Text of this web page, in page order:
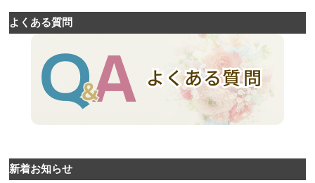
よくある質問
新着お知らせ